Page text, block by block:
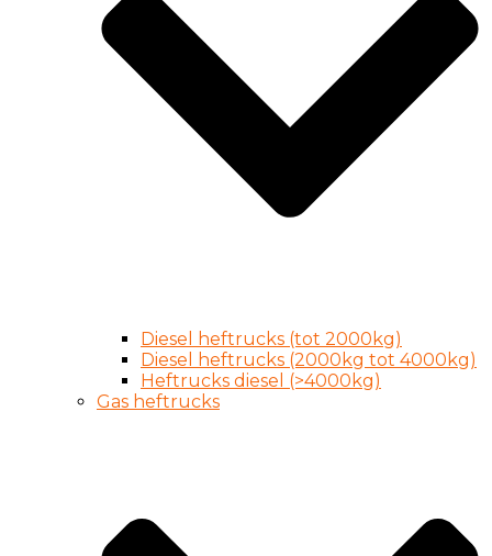
Diesel heftrucks (tot 2000kg)
Diesel heftrucks (2000kg tot 4000kg)
Heftrucks diesel (>4000kg)
Gas heftrucks